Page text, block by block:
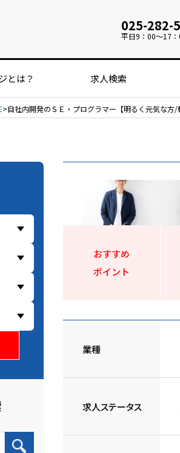
025-282-
平日9：00～17：
とは？ 求人検索
自社内開発のＳＥ・プログラマー【明るく元気な方
おすすめ
ポイント
業種
求人ステータス